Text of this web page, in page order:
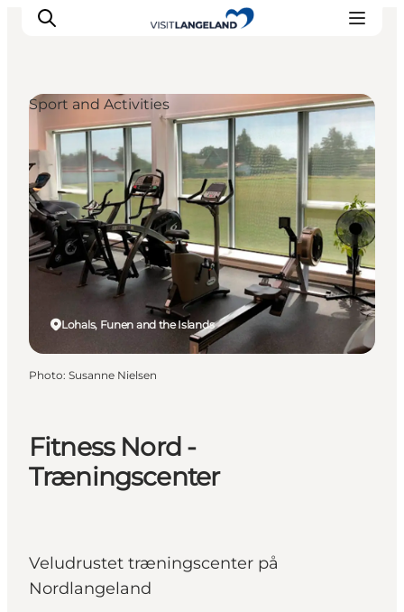
Discover
Cities and Islands
Outdoor
Accommodation
Planning
Fitness Nord -
Træningscenter
Veludrustet træningscenter på
Nordlangeland
Lohals, Funen and the Islands
Sport and Activities
Photo: Susanne Nielsen